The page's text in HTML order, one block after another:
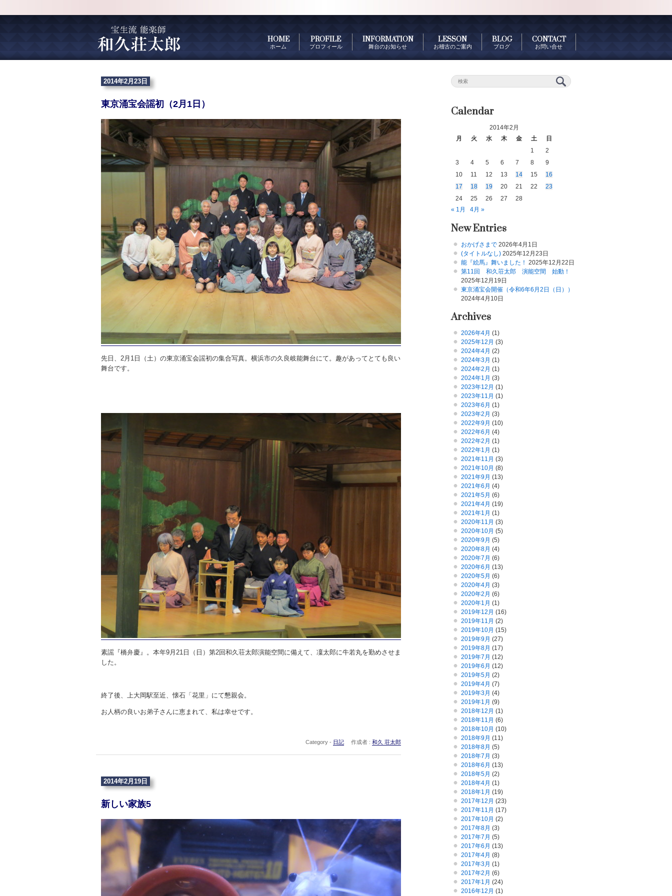
HOME
ホーム
PROFILE
プロフィール
INFORMATION
舞台のお知らせ
LESSON
お稽古のご案内
BLOG
ブログ
CONTACT
お問い合せ
2014年2月23日
東京涌宝会謡初（2月1日）
先日、2月1日（土）の東京涌宝会謡初の集合写真。横浜市の久良岐能舞台にて。趣があってとても良い
舞台です。
素謡『橋弁慶』。本年9月21日（日）第2回和久荘太郎演能空間に備えて、凜太郎に牛若丸を勤めさせま
した。
終了後、上大岡駅至近、懐石「花里」にて懇親会。
お人柄の良いお弟子さんに恵まれて、私は幸せです。
Category - 日記 作成者 : 和久 荘太郎
2014年2月19日
新しい家族5
Calendar
2014年2月
月
火 水 木 金 土
日
1
2
3
4 5 6 7 8
9
10
11 12 13 14 15
16
17
18 19 20 21 22
23
24
25 26 27
28
« 1月
4月 »
New Entries
おかげさまで 2026年4月1日
(タイトルなし) 2025年12月23日
能『絵馬』舞いました！ 2025年12月22日
第11回 和久荘太郎 演能空間 始動！
2025年12月19日
東京涌宝会開催（令和6年6月2日（日））
2024年4月10日
Archives
2026年4月 (1)
2025年12月 (3)
2024年4月 (2)
2024年3月 (1)
2024年2月 (1)
2024年1月 (3)
2023年12月 (1)
2023年11月 (1)
2023年6月 (1)
2023年2月 (3)
2022年9月 (10)
2022年6月 (4)
2022年2月 (1)
2022年1月 (1)
2021年11月 (3)
2021年10月 (8)
2021年9月 (13)
2021年6月 (4)
2021年5月 (6)
2021年4月 (19)
2021年1月 (1)
2020年11月 (3)
2020年10月 (5)
2020年9月 (5)
2020年8月 (4)
2020年7月 (6)
2020年6月 (13)
2020年5月 (6)
2020年4月 (3)
2020年2月 (6)
2020年1月 (1)
2019年12月 (16)
2019年11月 (2)
2019年10月 (15)
2019年9月 (27)
2019年8月 (17)
2019年7月 (12)
2019年6月 (12)
2019年5月 (2)
2019年4月 (7)
2019年3月 (4)
2019年1月 (9)
2018年12月 (1)
2018年11月 (6)
2018年10月 (10)
2018年9月 (11)
2018年8月 (5)
2018年7月 (3)
2018年6月 (13)
2018年5月 (2)
2018年4月 (1)
2018年1月 (19)
2017年12月 (23)
2017年11月 (17)
2017年10月 (2)
2017年8月 (3)
2017年7月 (5)
2017年6月 (13)
2017年4月 (8)
2017年3月 (1)
2017年2月 (6)
2017年1月 (24)
2016年12月 (1)